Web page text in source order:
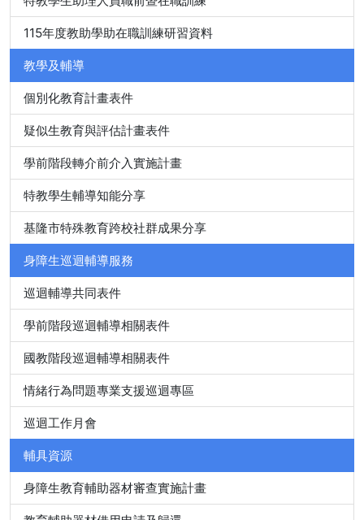
115年度教助學助在職訓練研習資料
教學及輔導
個別化教育計畫表件
疑似生教育與評估計畫表件
學前階段轉介前介入實施計畫
特教學生輔導知能分享
基隆市特殊教育跨校社群成果分享
身障生巡迴輔導服務
巡迴輔導共同表件
學前階段巡迴輔導相關表件
國教階段巡迴輔導相關表件
情緒行為問題專業支援巡迴專區
巡迴工作月會
輔具資源
身障生教育輔助器材審查實施計畫